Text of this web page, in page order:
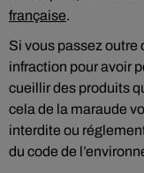
française.
Si vous passez outre
infraction pour avoir
cueillir des produits
cela de la maraude
interdite ou
du code de